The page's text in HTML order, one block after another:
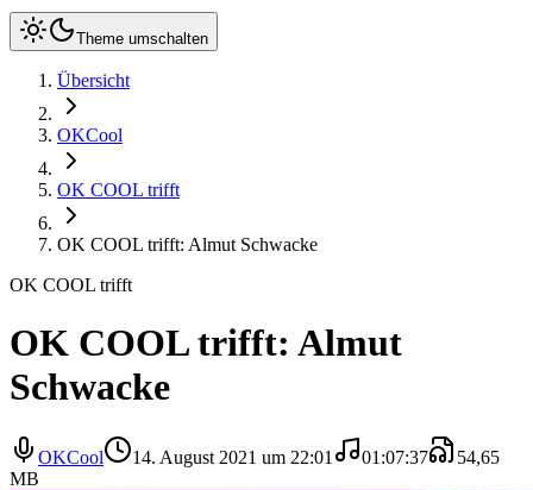
Theme umschalten
Übersicht
OKCool
OK COOL trifft
OK COOL trifft: Almut Schwacke
OK COOL trifft
OK COOL trifft: Almut
Schwacke
OKCool 14. August 2021 um 22:01 01:07:37
54,65
MB